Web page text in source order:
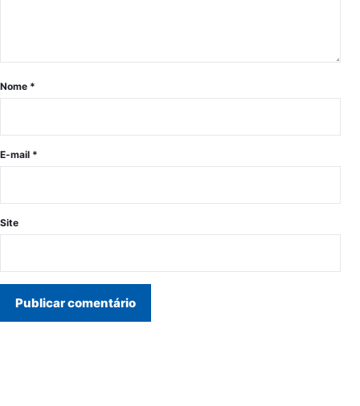
Nome *
E-mail *
Site